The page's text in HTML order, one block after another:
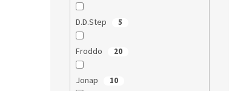
D.D.Step 5
Froddo 20
Jonap 10